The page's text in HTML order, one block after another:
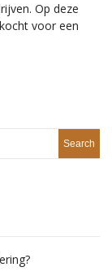
Op deze
voor een